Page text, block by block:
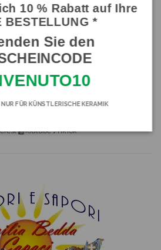
- 90040 Capaci (PA) Italy
Youtube♪TikTok
10 % Rabatt auf Ihre
BESTELLUNG *
Sie den
FÜR KÜNSTLERISCHE KERAMIK